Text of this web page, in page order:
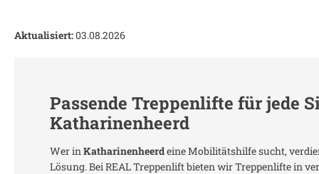
Aktualisiert:03.08.2026
Passende Treppenlifte für jede
Katharinenheerd
Wer in Katharinenheerdeine Mobilitätshilfe sucht,
Lösung. Bei REAL Treppenlift bieten wir Treppenlifte in